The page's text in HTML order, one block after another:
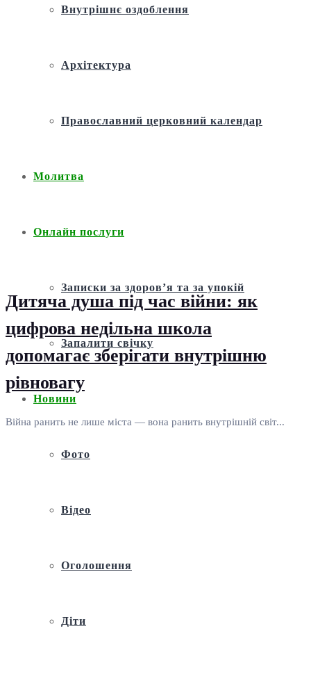
Внутрішнє оздоблення
Архітектура
Православний церковний календар
Молитва
Онлайн послуги
Записки за здоров’я та за упокій
Запалити свічку
Новини
Фото
Відео
Оголошення
Діти
Дитяча душа під час війни: як
цифрова недільна школа
допомагає зберігати внутрішню
рівновагу
Війна ранить не лише міста — вона ранить внутрішній світ...